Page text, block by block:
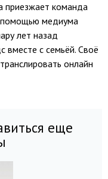
приезжает команда
помощью медиума
лет назад
вместе с семьёй. Своё
онлайн
еще